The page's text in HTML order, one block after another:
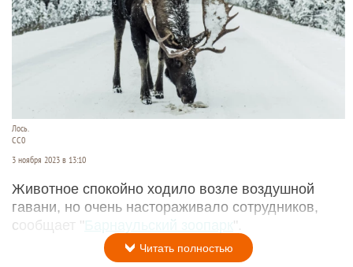
Лось.
СС0
3 ноября 2023 в 13:10
Животное спокойно ходило возле воздушной
гавани, но очень настораживало сотрудников,
сообщает "Барнаульский зоопарк ".
Читать полностью